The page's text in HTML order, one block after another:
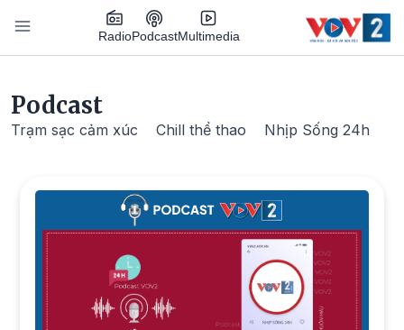
Nhảy đến nội dung
RadioPodcastMultimedia
Podcast
Trạm sạc cảm xúc Chill thể thao Nhịp Sống 24h